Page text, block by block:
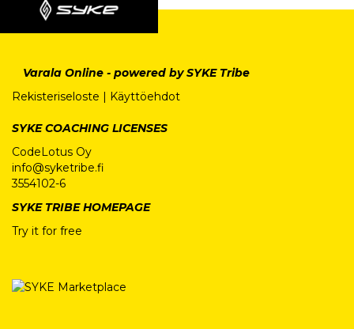
Varala Online - powered by SYKE Tribe
Rekisteriseloste | Käyttöehdot
SYKE COACHING LICENSES
CodeLotus Oy
info@syketribe.fi
3554102-6
SYKE TRIBE HOMEPAGE
Try it for free